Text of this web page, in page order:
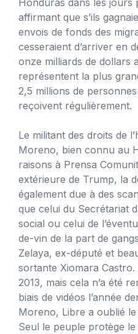
affirmant que s’ils
envois de fonds des
cesseraient d’arriver en
onze milliards de dollars
représentent la plus
2,5 millions de
reçoivent régulièrement.
Le militant des droits de
Moreno, bien connu au
raisons à Prensa
extérieure de Trump, la
également due à des
que celui du Secrétariat
social ou celui de
de-vin de la part de
Zelaya, ex-député et
sortante Xiomara
2013, mais cela n’a été
biais de vidéos l’année
Moreno, Libre a oublié
Seul le peuple protège